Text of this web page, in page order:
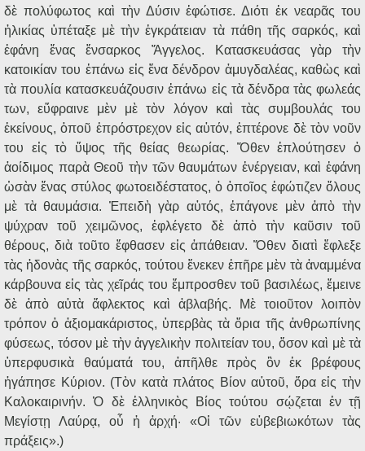
δὲ πολύφωτος καὶ τὴν Δύσιν ἐφώτισε. Διότι ἐκ νεαρᾶς του
ἡλικίας ὑπέταξε μὲ τὴν ἐγκράτειαν τὰ πάθη τῆς σαρκός, καὶ
ἐφάνη ἕνας ἔνσαρκος Ἄγγελος. Κατασκευάσας γὰρ τὴν
κατοικίαν του ἐπάνω εἰς ἕνα δένδρον ἀμυγδαλέας, καθὼς καὶ
τὰ πουλία κατασκευάζουσιν ἐπάνω εἰς τὰ δένδρα τὰς φωλεάς
των, εὔφραινε μὲν μὲ τὸν λόγον καὶ τὰς συμβουλάς του
ἐκείνους, ὁποῦ ἐπρόστρεχον εἰς αὐτόν, ἐπτέρονε δὲ τὸν νοῦν
του εἰς τὸ ὕψος τῆς θείας θεωρίας. Ὅθεν ἐπλούτησεν ὁ
ἀοίδιμος παρὰ Θεοῦ τὴν τῶν θαυμάτων ἐνέργειαν, καὶ ἐφάνη
ὡσὰν ἕνας στύλος φωτοειδέστατος, ὁ ὁποῖος ἐφώτιζεν ὅλους
μὲ τὰ θαυμάσια. Ἐπειδὴ γὰρ αὐτός, ἐπάγονε μὲν ἀπὸ τὴν
ψύχραν τοῦ χειμῶνος, ἐφλέγετο δὲ ἀπὸ τὴν καῦσιν τοῦ
θέρους, διὰ τοῦτο ἔφθασεν εἰς ἀπάθειαν. Ὅθεν διατὶ ἔφλεξε
τὰς ἡδονὰς τῆς σαρκός, τούτου ἕνεκεν ἐπῆρε μὲν τὰ ἀναμμένα
κάρβουνα εἰς τὰς χεῖράς του ἔμπροσθεν τοῦ βασιλέως, ἔμεινε
δὲ ἀπὸ αὐτὰ ἄφλεκτος καὶ ἀβλαβής. Μὲ τοιοῦτον λοιπὸν
τρόπον ὁ ἀξιομακάριστος, ὑπερβὰς τὰ ὅρια τῆς ἀνθρωπίνης
φύσεως, τόσον μὲ τὴν ἀγγελικὴν πολιτείαν του, ὅσον καὶ μὲ τὰ
ὑπερφυσικὰ θαύματά του, ἀπῆλθε πρὸς ὃν ἐκ βρέφους
ἠγάπησε Κύριον. (Τὸν κατὰ πλάτος Βίον αὐτοῦ, ὅρα εἰς τὴν
Καλοκαιρινήν. Ὁ δὲ ἑλληνικὸς Βίος τούτου σῴζεται ἐν τῇ
Μεγίστῃ Λαύρᾳ, οὗ ἡ ἀρχή· «Οἱ τῶν εὐβεβιωκότων τὰς
πράξεις».)